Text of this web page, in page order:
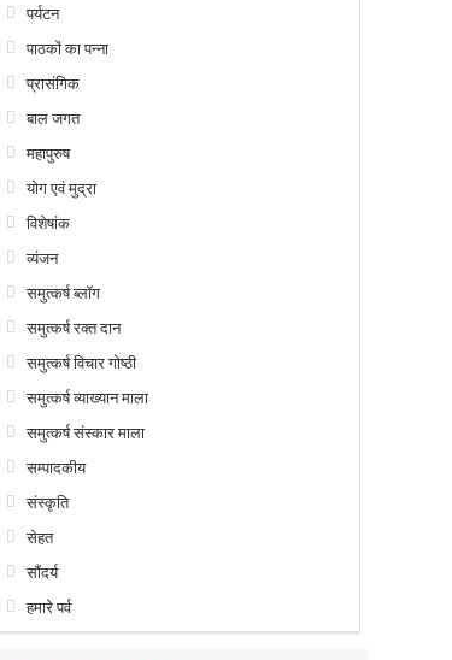
पर्यटन
पाठकों का पन्ना
प्रासंगिक
बाल जगत
महापुरुष
योग एवं मुद्रा
विशेषांक
व्यंजन
समुत्कर्ष ब्लॉग
समुत्कर्ष रक्त दान
समुत्कर्ष विचार गोष्ठी
समुत्कर्ष व्याख्यान माला
समुत्कर्ष संस्कार माला
सम्पादकीय
संस्कृति
सेहत
सौंदर्य
हमारे पर्व